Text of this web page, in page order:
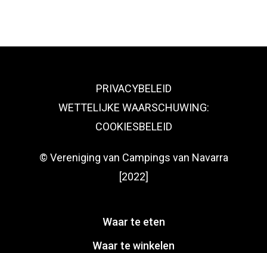
PRIVACYBELEID
WETTELIJKE WAARSCHUWING:
COOKIESBELEID
© Vereniging van Campings van Navarra
[2022]
Waar te eten
Waar te winkelen